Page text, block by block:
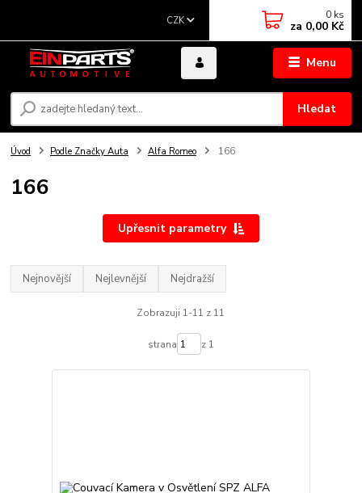
Menu
CZK
Hledat
0 ks
za 0,00 Kč
Úvod Podle Značky Auta Alfa Romeo 166
166
Upřesnit parametry
Nejnovější Nejlevnější Nejdražší
Zobrazuji 1-11 z 11
strana z 1